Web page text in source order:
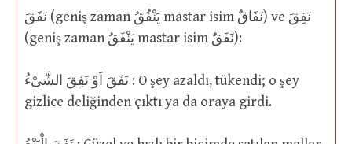
نَفَقَ (geniş zaman يَنْفُقُ mastar isim نَفَاقٌ) ve نَفِقَ
(geniş zaman يَنْفَقُ mastar isim نَفَقٌ):
نَفَقَ اَوْ نَفِقَ الشَّىْءُ : O şey azaldı, tükendi; o şey
gizlice deliğinden çıktı ya da oraya girdi.